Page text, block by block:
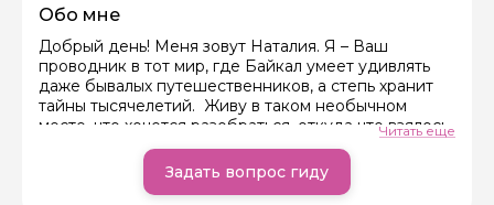
Обо мне
Добрый день! Меня зовут Наталия. Я – Ваш
проводник в тот мир, где Байкал умеет удивлять
даже бывалых путешественников, а степь хранит
тайны тысячелетий. Живу в таком необычном
месте, что хочется разобраться, откуда что взялось.
На Байкале и в Бурятии столько культур, различных
в корне, однако они живут мирно вместе, поэтому
этот феномен мне хочется исследовать. Почему
Читать еще
Задать вопрос гиду
Задайте свой вопрос гиду
Как вас зовут
Ваша электронная почта